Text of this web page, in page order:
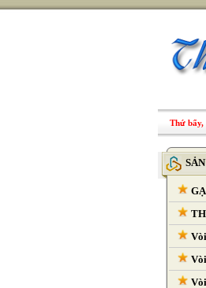
Thứ bẩy,